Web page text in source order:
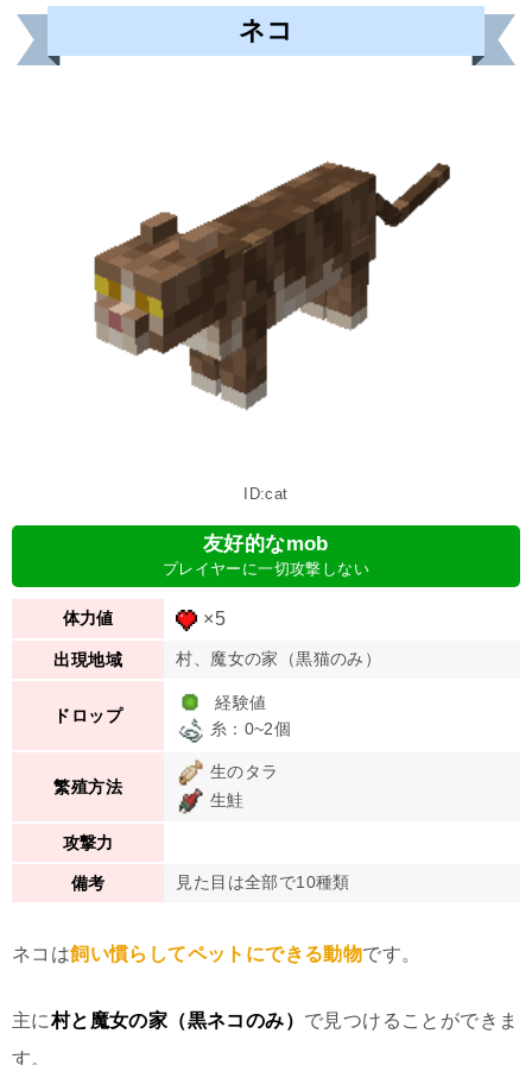
ネコ
ID:cat
友好的なmob
プレイヤーに一切攻撃しない
体力値 ×5
出現地域 村、魔女の家（黒猫のみ）
ドロップ
経験値
糸：0~2個
繁殖方法
生のタラ
生鮭
攻撃力
備考 見た目は全部で10種類
ネコは飼い慣らしてペットにできる動物です。
主に村と魔女の家（黒ネコのみ） で見つけることができま
す。